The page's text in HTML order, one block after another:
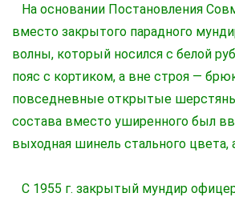
На основании Постановления
вместо закрытого парадного
волны, который носился с белой
пояс с кортиком, а вне строя —
повседневные открытые
состава вместо уширенного был
выходная шинель стального
С 1955 г. закрытый мундир